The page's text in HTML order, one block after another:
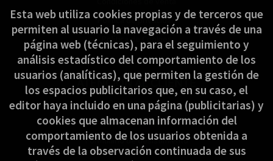
Política de privacidad
Política de Cookies
ATENCIÓN AL CLIENTE
Quiénes somos
Pedidos especiales
Formulario de desistimiento
Esta web utiliza cookies propias y de terceros que
permiten al usuario la navegación a través de una
página web (técnicas), para el seguimiento y
análisis estadístico del comportamiento de los
usuarios (analíticas), que permiten la gestión de
los espacios publicitarios que, en su caso, el
editor haya incluido en una página (publicitarias) y
cookies que almacenan información del
comportamiento de los usuarios obtenida a
través de la observación continuada de sus